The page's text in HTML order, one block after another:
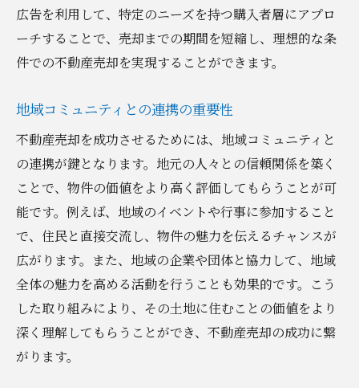
広告を利用して、特定のニーズを持つ購入者層にアプロ
ーチすることで、売却までの期間を短縮し、理想的な条
件での不動産売却を実現することができます。
地域コミュニティとの連携の重要性
不動産売却を成功させるためには、地域コミュニティと
の連携が鍵となります。地元の人々との信頼関係を築く
ことで、物件の価値をより高く評価してもらうことが可
能です。例えば、地域のイベントや行事に参加すること
で、住民と直接交流し、物件の魅力を伝えるチャンスが
広がります。また、地域の企業や団体と協力して、地域
全体の魅力を高める活動を行うことも効果的です。こう
した取り組みにより、その土地に住むことの価値をより
深く理解してもらうことができ、不動産売却の成功に繋
がります。